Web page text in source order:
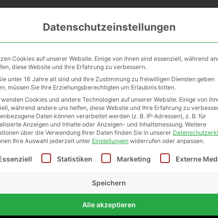
oder kostenlose Abholung in unserem Abholkasterl in St.
€
Datenschutzeinstellungen
Cookies auf unserer Website. Einige von ihnen sind essenziell, während
diese Website und Ihre Erfahrung zu verbessern.
unter 16 Jahre alt sind und Ihre Zustimmung zu freiwilligen Diensten geben
müssen Sie Ihre Erziehungsberechtigten um Erlaubnis bitten.
Cookies und andere Technologien auf unserer Website. Einige von
während andere uns helfen, diese Website und Ihre Erfahrung zu
Daten können verarbeitet werden (z. B. IP-Adressen), z. B. für
Anzeigen und Inhalte oder Anzeigen- und Inhaltsmessung. Weitere
über die Verwendung Ihrer Daten finden Sie in unserer
Ihre Auswahl jederzeit unter Einstellungen widerrufen oder anpassen.
eine Liste der Service-Gruppen, für die eine
Statistiken Marketing Externe
Speichern
Alle akzeptieren